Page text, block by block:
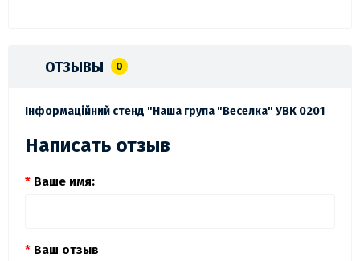
ОТЗЫВЫ 0
Інформаційний стенд "Наша група "Веселка" УВК 0201
Написать отзыв
Ваше имя:
Ваш отзыв